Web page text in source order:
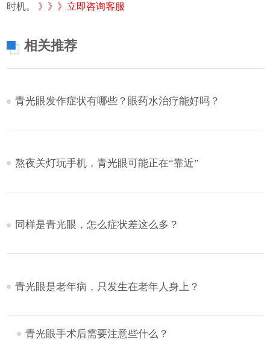
时机。 》》》立即咨询客服
相关推荐
青光眼发作症状有哪些？眼药水治疗能好吗？
熬夜关灯玩手机，青光眼可能正在“靠近”
同样是青光眼，怎么症状差这么多？
青光眼是老年病，只发生在老年人身上？
青光眼手术后需要注意些什么？